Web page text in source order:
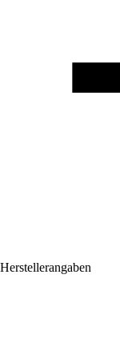
Herstellerangaben